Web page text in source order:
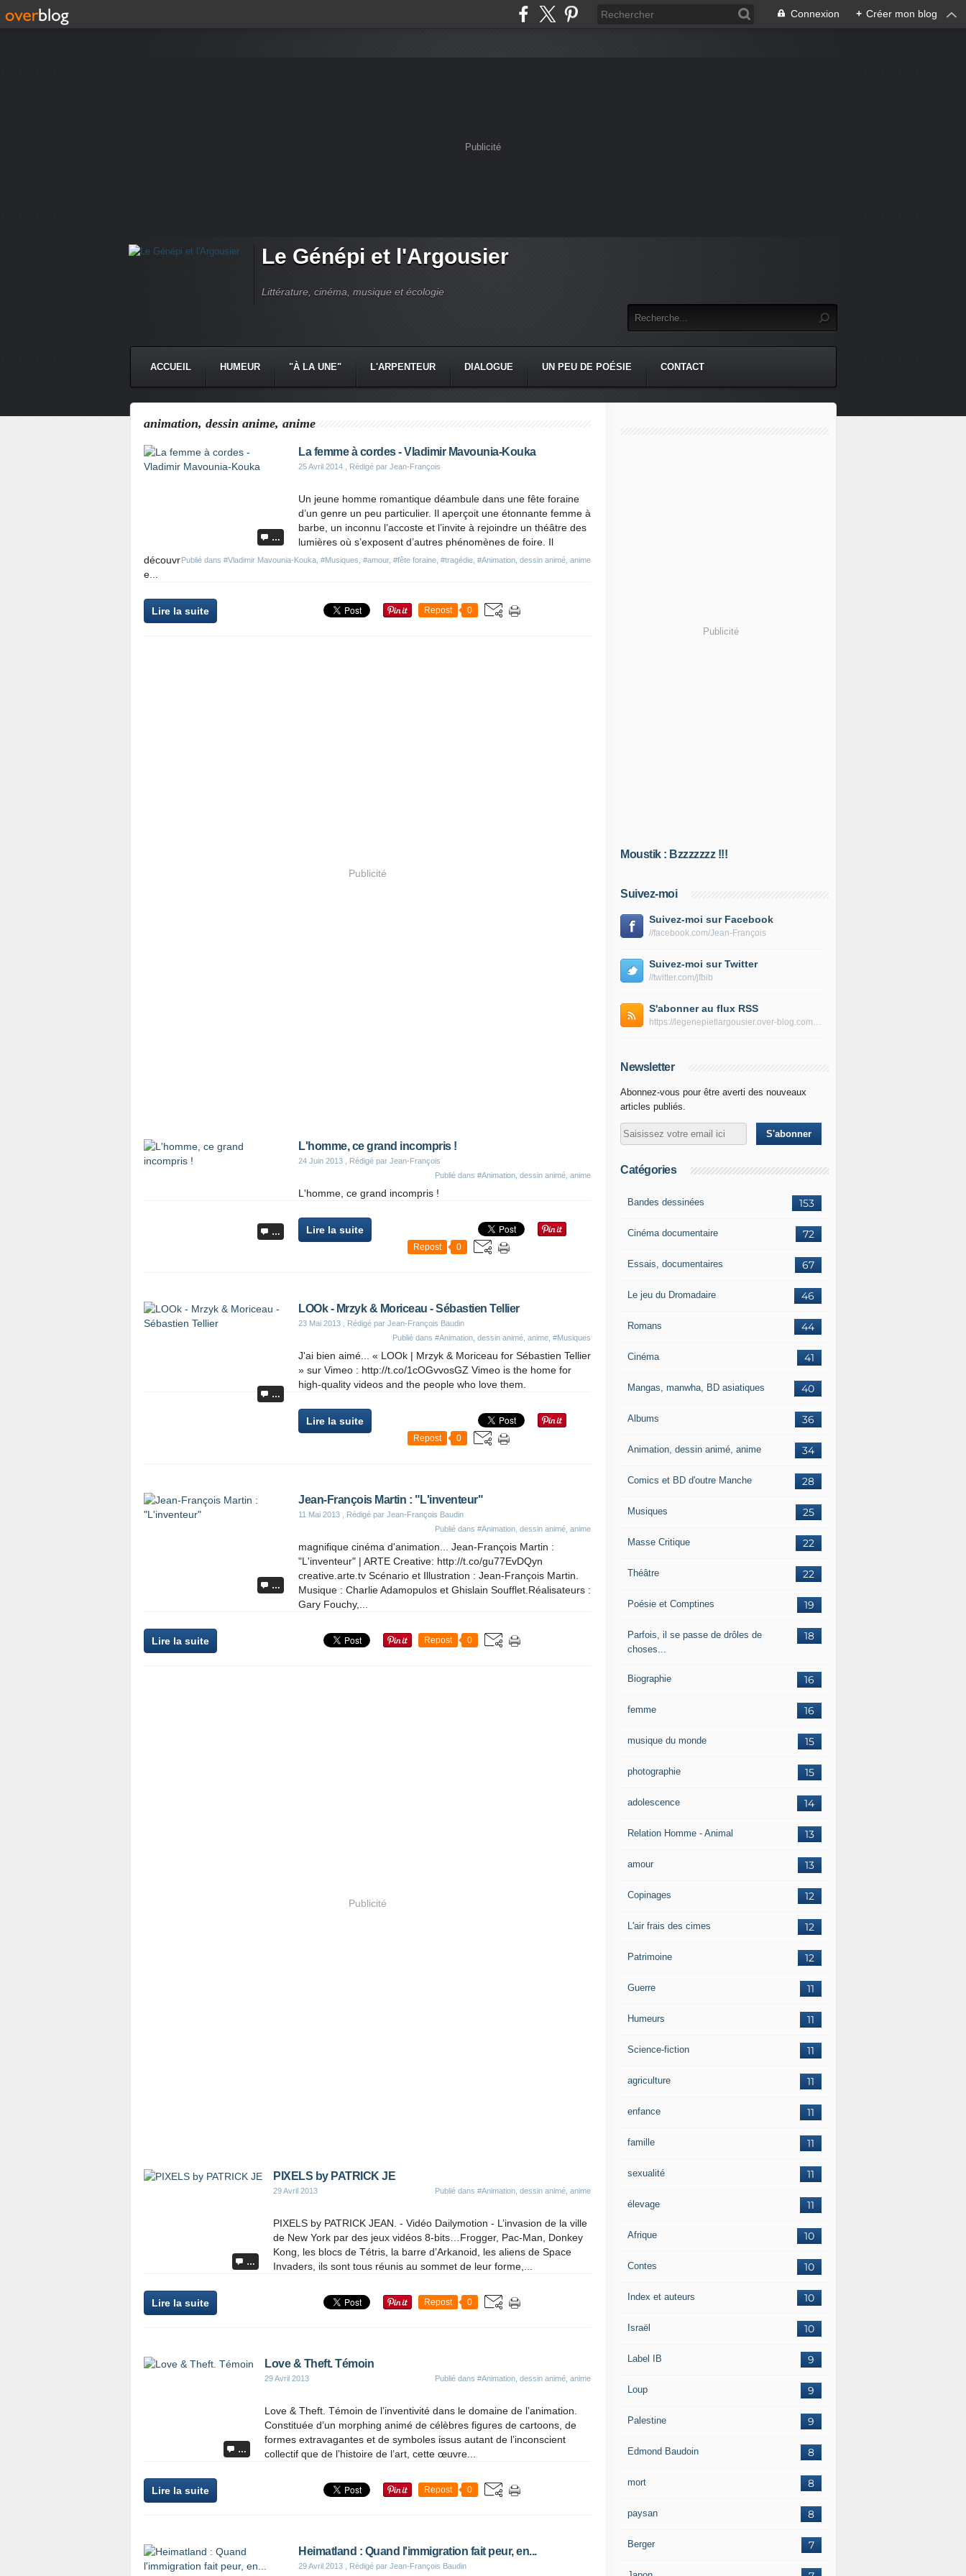
Connexion + Créer mon blog
Publicité
Le Génépi et l'Argousier
Littérature, cinéma, musique et écologie
ACCUEIL HUMEUR "À LA UNE" L'ARPENTEUR DIALOGUE UN PEU DE POÉSIE CONTACT
animation, dessin anime, anime
…
La femme à cordes - Vladimir Mavounia-Kouka
25 Avril 2014 , Rédigé par Jean-François
Publié dans #Vladimir Mavounia-Kouka #Musiques #amour, #fête foraine #tragédie #Animation, dessin animé, anime
Un jeune homme romantique déambule dans une fête foraine
d’un genre un peu particulier. Il aperçoit une étonnante femme à
barbe, un inconnu l’accoste et l’invite à rejoindre un théâtre des
lumières où s’exposent d’autres phénomènes de foire. Il
découvr
e...
Lire la suite Repost 0
Publicité
…
L'homme, ce grand incompris !
24 Juin 2013 , Rédigé par Jean-François
Publié dans #Animation, dessin animé, anime
L'homme, ce grand incompris !
Lire la suite
Repost 0
…
LOOk - Mrzyk & Moriceau - Sébastien Tellier
23 Mai 2013 , Rédigé par Jean-François Baudin
Publié dans #Animation, dessin animé, anime #Musiques
J'ai bien aimé... « LOOk | Mrzyk & Moriceau for Sébastien Tellier
» sur Vimeo : http://t.co/1cOGvvosGZ Vimeo is the home for
high-quality videos and the people who love them.
Lire la suite
Repost 0
…
Jean-François Martin : "L'inventeur"
11 Mai 2013 , Rédigé par Jean-François Baudin
Publié dans #Animation, dessin animé, anime
magnifique cinéma d'animation... Jean-François Martin :
"L'inventeur" | ARTE Creative: http://t.co/gu77EvDQyn
creative.arte.tv Scénario et Illustration : Jean-François Martin.
Musique : Charlie Adamopulos et Ghislain Soufflet.Réalisateurs :
Gary Fouchy,...
Lire la suite Repost 0
Publicité
…
PIXELS by PATRICK JE
29 Avril 2013 Publié dans #Animation, dessin animé, anime
PIXELS by PATRICK JEAN. - Vidéo Dailymotion - L’invasion de la ville
de New York par des jeux vidéos 8-bits…Frogger, Pac-Man, Donkey
Kong, les blocs de Tétris, la barre d’Arkanoid, les aliens de Space
Invaders, ils sont tous réunis au sommet de leur forme,...
Lire la suite Repost 0
…
Love & Theft. Témoin
29 Avril 2013 Publié dans #Animation, dessin animé, anime
Love & Theft. Témoin de l’inventivité dans le domaine de l’animation.
Constituée d’un morphing animé de célèbres figures de cartoons, de
formes extravagantes et de symboles issus autant de l’inconscient
collectif que de l’histoire de l’art, cette œuvre...
Lire la suite Repost 0
Heimatland : Quand l'immigration fait peur, en...
29 Avril 2013 , Rédigé par Jean-François Baudin
Publicité
Moustik : Bzzzzzzz !!!
Suivez-moi
Suivez-moi sur Facebook
//facebook.com/Jean-François
Suivez-moi sur Twitter
//twitter.com/jfbib
S'abonner au flux RSS
https://legenepietlargousier.over-blog.com/rss
Newsletter
Abonnez-vous pour être averti des nouveaux
articles publiés.
Catégories
153
Bandes dessinées
72
Cinéma documentaire
67
Essais, documentaires
46
Le jeu du Dromadaire
44
Romans
41
Cinéma
40
Mangas, manwha, BD asiatiques
36
Albums
34
Animation, dessin animé, anime
28
Comics et BD d'outre Manche
25
Musiques
22
Masse Critique
22
Théâtre
19
Poésie et Comptines
18
Parfois, il se passe de drôles de
choses...
16
Biographie
16
femme
15
musique du monde
15
photographie
14
adolescence
13
Relation Homme - Animal
13
amour
12
Copinages
12
L'air frais des cimes
12
Patrimoine
11
Guerre
11
Humeurs
11
Science-fiction
11
agriculture
11
enfance
11
famille
11
sexualité
11
élevage
10
Afrique
10
Contes
10
Index et auteurs
10
Israël
9
Label IB
9
Loup
9
Palestine
8
Edmond Baudoin
8
mort
8
paysan
7
Berger